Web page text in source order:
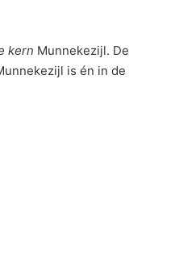
kern Munnekezijl. De
is én in de